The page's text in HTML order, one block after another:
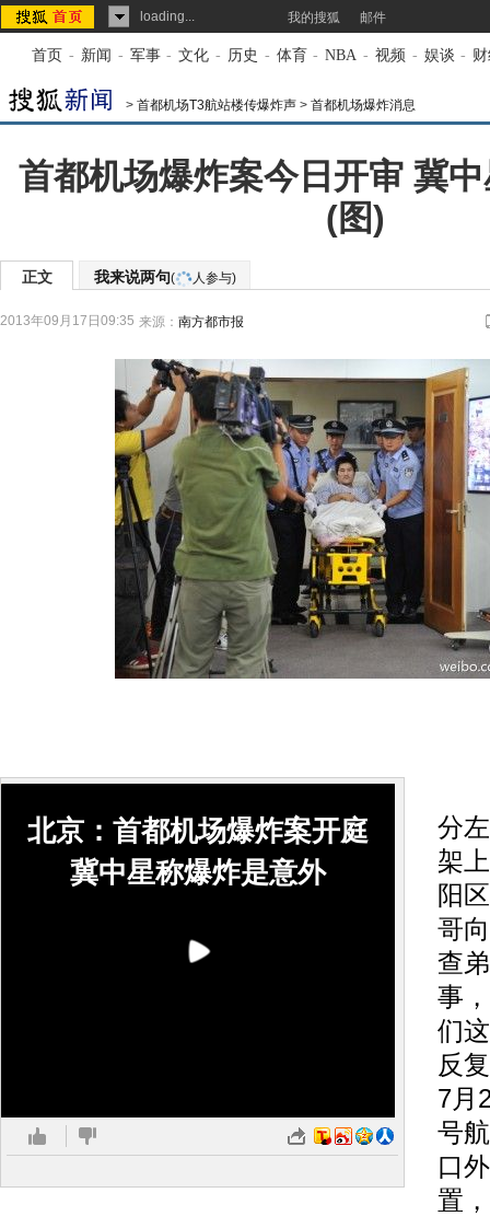
loading... 我的搜狐 邮件
首页 - 新闻 - 军事 - 文化 - 历史 - 体育 - NBA - 视频 - 娱谈 -
> 首都机场T3航站楼传爆炸声 > 首都机场爆炸消息
首都机场爆炸案今日开审 冀
(图)
正文 我来说两句( 人参与)
2013年09月17日09:35 来源： 南方都市报
北京：首都机场爆炸案开庭
冀中星称爆炸是意外
分
架
阳
哥
查
事
们
反
7月
号
口
置